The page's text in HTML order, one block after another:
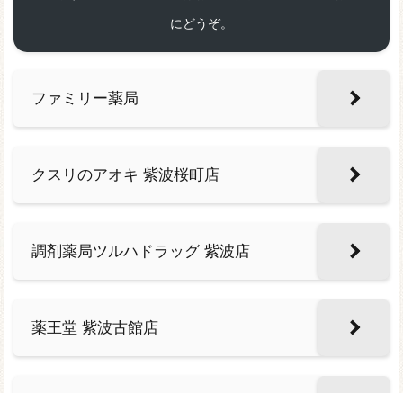
にどうぞ。
ファミリー薬局
クスリのアオキ 紫波桜町店
調剤薬局ツルハドラッグ 紫波店
薬王堂 紫波古館店